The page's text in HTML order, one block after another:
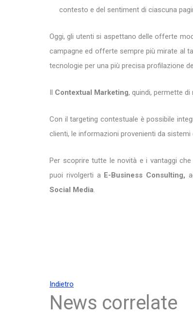
contesto e del sentiment di ciascuna
Oggi, gli utenti si aspettano delle offerte
campagne ed offerte sempre più mirate al
tecnologie per una più precisa profilazione
Il Contextual Marketing, quindi, permette
Con il targeting contestuale è possibile
clienti, le informazioni provenienti da sistemi
Per scoprire tutte le novità e i vantaggi
puoi rivolgerti a E-Business Consulting,
Social Media
Indietro
News correlate